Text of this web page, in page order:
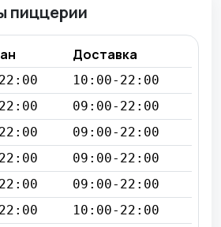
пиццерии
Доставка
10:00-22:00
09:00-22:00
09:00-22:00
09:00-22:00
09:00-22:00
10:00-22:00